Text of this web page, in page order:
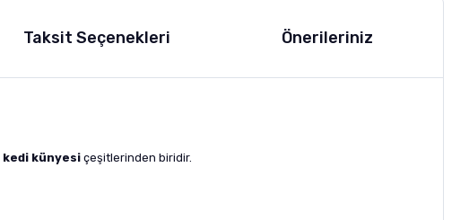
Taksit Seçenekleri Önerileriniz
kedi künyesi çeşitlerinden biridir.